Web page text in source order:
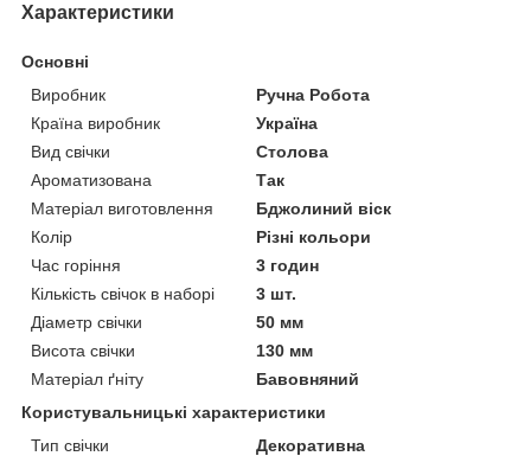
Характеристики
Основні
Виробник
Ручна Робота
Країна виробник
Україна
Вид свічки
Столова
Ароматизована
Так
Матеріал виготовлення
Бджолиний віск
Колір
Різні кольори
Час горіння
3 годин
Кількість свічок в наборі
3 шт.
Діаметр свічки
50 мм
Висота свічки
130 мм
Матеріал ґніту
Бавовняний
Користувальницькі характеристики
Тип свічки
Декоративна